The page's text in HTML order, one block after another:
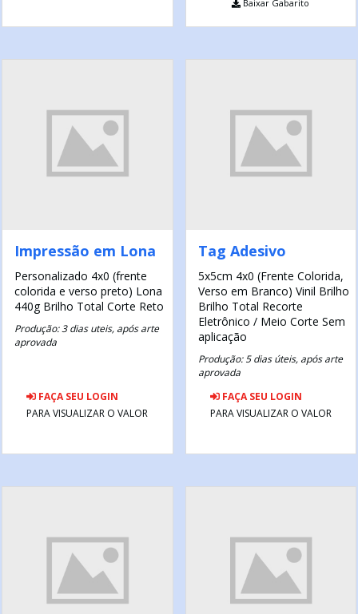
Baixar Gabarito
Impressão em Lona
Personalizado 4x0 (frente
colorida e verso preto) Lona
440g Brilho Total Corte Reto
Produção: 3 dias uteis, após arte
aprovada
FAÇA SEU LOGIN
PARA VISUALIZAR O VALOR
Tag Adesivo
5x5cm 4x0 (Frente Colorida,
Verso em Branco) Vinil Brilho
Brilho Total Recorte
Eletrônico / Meio Corte Sem
aplicação
Produção: 5 dias úteis, após arte
aprovada
FAÇA SEU LOGIN
PARA VISUALIZAR O VALOR